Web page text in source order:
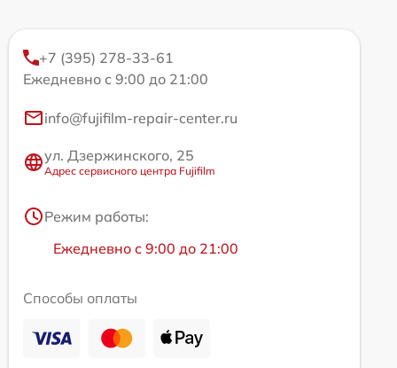
+7 (395) 278-33-61
Ежедневно с 9:00 до 21:00
info@fujifilm-repair-center.ru
ул. Дзержинского, 25
Адрес сервисного центра Fujifilm
Режим работы:
Ежедневно с 9:00 до 21:00
Способы оплаты